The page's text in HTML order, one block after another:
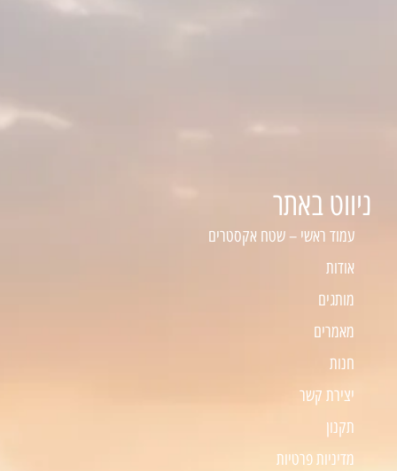
ניווט באתר
עמוד ראשי – שטח אקסטרים
אודות
מותגים
מאמרים
חנות
יצירת קשר
תקנון
מדיניות פרטיות